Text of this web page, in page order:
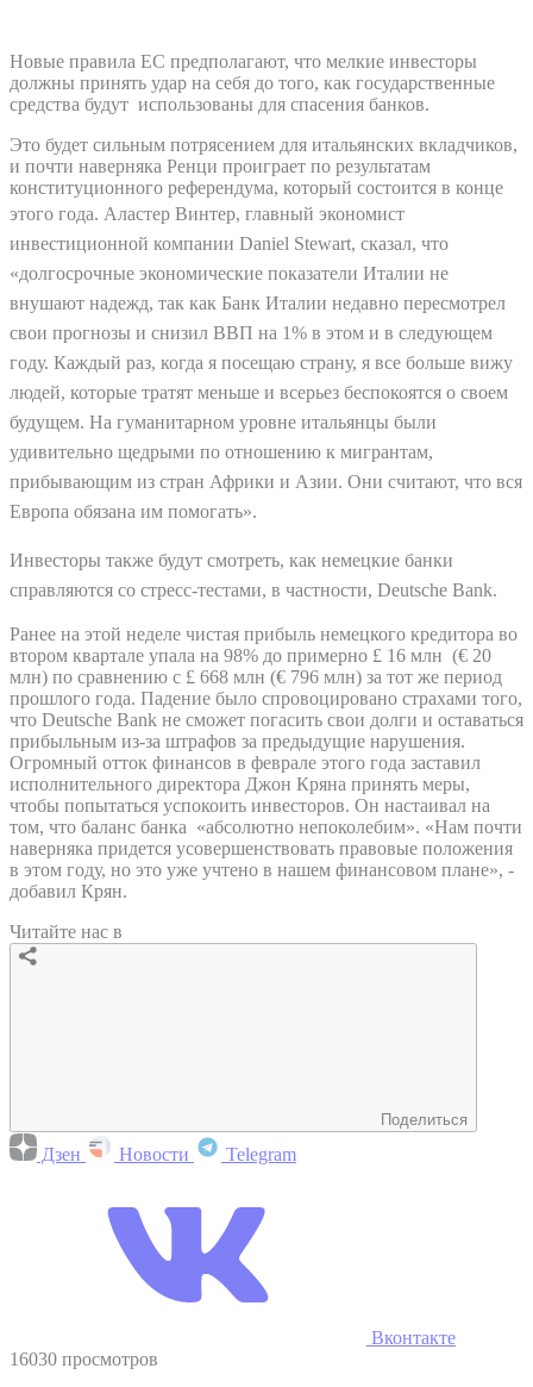
Новые правила ЕС предполагают, что мелкие инвесторы
должны принять удар на себя до того, как государственные
средства будут использованы для спасения банков.
Это будет сильным потрясением для итальянских вкладчиков,
и почти наверняка Ренци проиграет по результатам
конституционного референдума, который состоится в конце
этого года. Аластер Винтер, главный экономист
инвестиционной компании Daniel Stewart, сказал, что
«долгосрочные экономические показатели Италии не
внушают надежд, так как Банк Италии недавно пересмотрел
свои прогнозы и снизил ВВП на 1% в этом и в следующем
году. Каждый раз, когда я посещаю страну, я все больше вижу
людей, которые тратят меньше и всерьез беспокоятся о своем
будущем. На гуманитарном уровне итальянцы были
удивительно щедрыми по отношению к мигрантам,
прибывающим из стран Африки и Азии. Они считают, что вся
Европа обязана им помогать».
Инвесторы также будут смотреть, как немецкие банки
справляются со стресс-тестами, в частности, Deutsche Bank.
Ранее на этой неделе чистая прибыль немецкого кредитора во
втором квартале упала на 98% до примерно £ 16 млн (€ 20
млн) по сравнению с £ 668 млн (€ 796 млн) за тот же период
прошлого года. Падение было спровоцировано страхами того,
что Deutsche Bank не сможет погасить свои долги и оставаться
прибыльным из-за штрафов за предыдущие нарушения.
Огромный отток финансов в феврале этого года заставил
исполнительного директора Джон Кряна принять меры,
чтобы попытаться успокоить инвесторов. Он настаивал на
том, что баланс банка «абсолютно непоколебим». «Нам почти
наверняка придется усовершенствовать правовые положения
в этом году, но это уже учтено в нашем финансовом плане», -
добавил Крян.
Читайте нас в
Поделиться
Дзен Новости Telegram
Вконтакте
16030 просмотров